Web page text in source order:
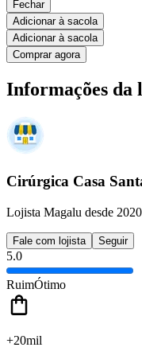
Fechar
Adicionar à sacola
Adicionar à sacola
Comprar agora
Informações da
Cirúrgica Casa
Lojista Magalu desde 2020
Fale com lojista Seguir
5.0
RuimÓtimo
+20mil